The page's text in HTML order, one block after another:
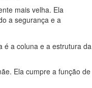
mais velha. Ela
a segurança e a
é a coluna e a estrutura da
Ela cumpre a função de